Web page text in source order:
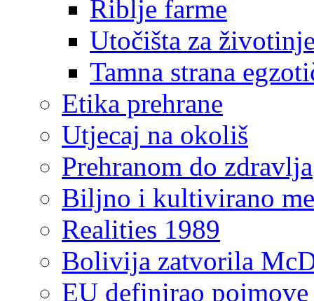
Riblje farme
Utočišta za
Tamna strana
Etika prehrane
Utjecaj na okoliš
Prehranom do zdravlja
Biljno i kultivirano
Realities 1989
Bolivija zatvorila
EU definirao pojmove